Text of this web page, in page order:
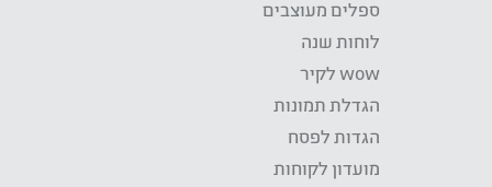
ספלים מעוצבים
לוחות שנה
wow לקיר
הגדלת תמונות
הגדות לפסח
מועדון לקוחות